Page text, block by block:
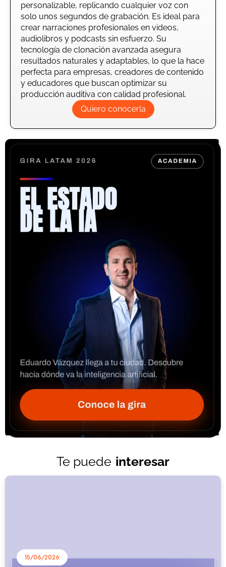
personalizable, replicando cualquier voz con
solo unos segundos de grabación. Es ideal para
crear narraciones profesionales en videos,
audiolibros y podcasts sin esfuerzo. Su
tecnología de clonación avanzada asegura
resultados naturales y adaptables, lo que la hace
perfecta para empresas, creadores de contenido
y educadores que buscan optimizar su
producción auditiva con calidad profesional.
Quiero conocerla
Te puede interesar
15/06/2026